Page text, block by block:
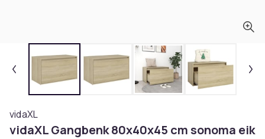
vidaXL
vidaXL Gangbenk 80x40x45 cm sonoma eik